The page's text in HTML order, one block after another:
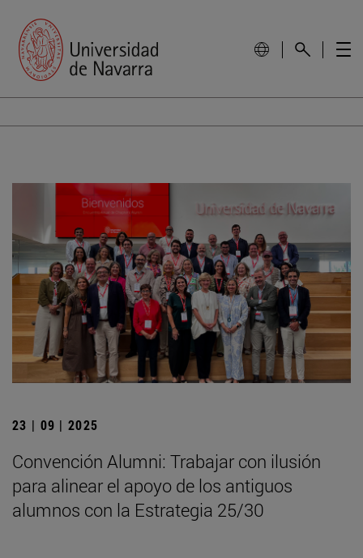
23 | 09 | 2025
Convención Alumni: Trabajar con ilusión
para alinear el apoyo de los antiguos
alumnos con la Estrategia 25/30